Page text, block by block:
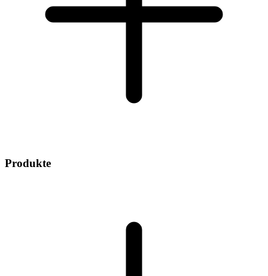
Produkte